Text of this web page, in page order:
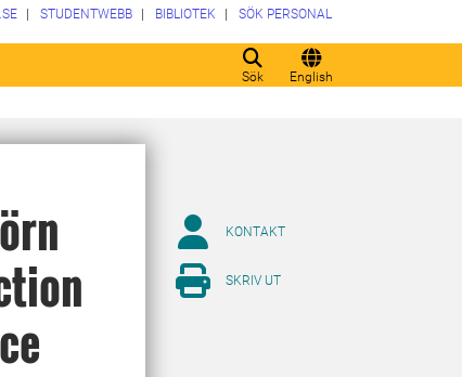
Sök English
STUDENTWEBB BIBLIOTEK SÖK PERSONAL
KONTAKT
SKRIV UT